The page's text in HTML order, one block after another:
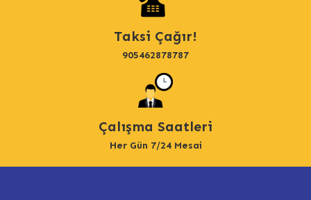
Taksi Çağır!
905462878787
Çalışma Saatleri
Her Gün 7/24 Mesai